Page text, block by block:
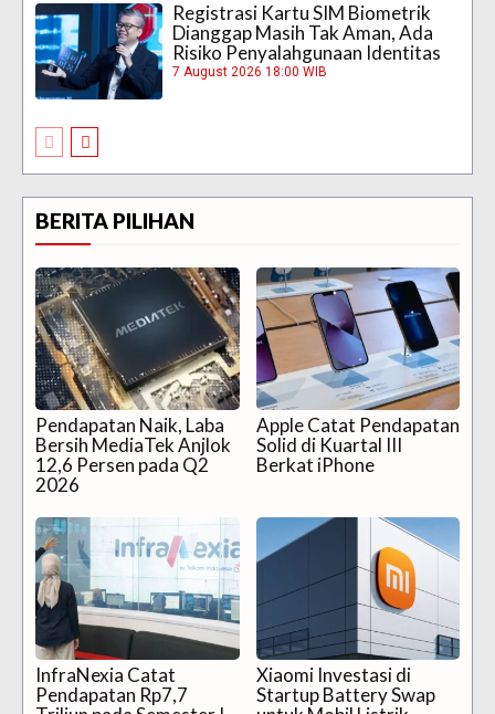
Registrasi Kartu SIM Biometrik
Dianggap Masih Tak Aman, Ada
Risiko Penyalahgunaan Identitas
7 August 2026 18:00 WIB
BERITA PILIHAN
Pendapatan Naik, Laba
Bersih MediaTek Anjlok
12,6 Persen pada Q2
2026
Apple Catat Pendapatan
Solid di Kuartal III
Berkat iPhone
InfraNexia Catat
Pendapatan Rp7,7
Xiaomi Investasi di
Startup Battery Swap